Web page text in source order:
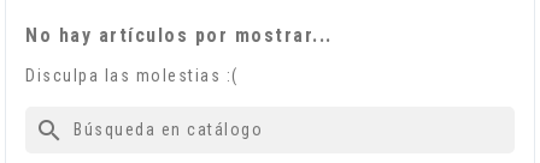
No hay artículos por mostrar...
Disculpa las molestias :(
search